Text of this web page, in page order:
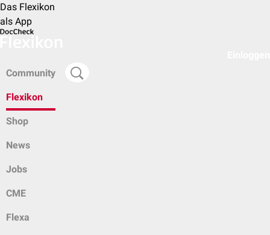
Das Flexikon
als App
Community
Flexikon
Shop
News
Jobs
CME
Flexa